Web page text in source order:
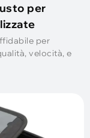
per
per
velocità, e